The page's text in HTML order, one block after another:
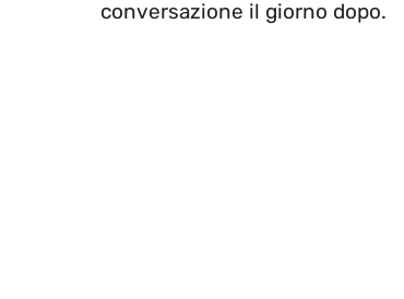
conversazione il giorno dopo.